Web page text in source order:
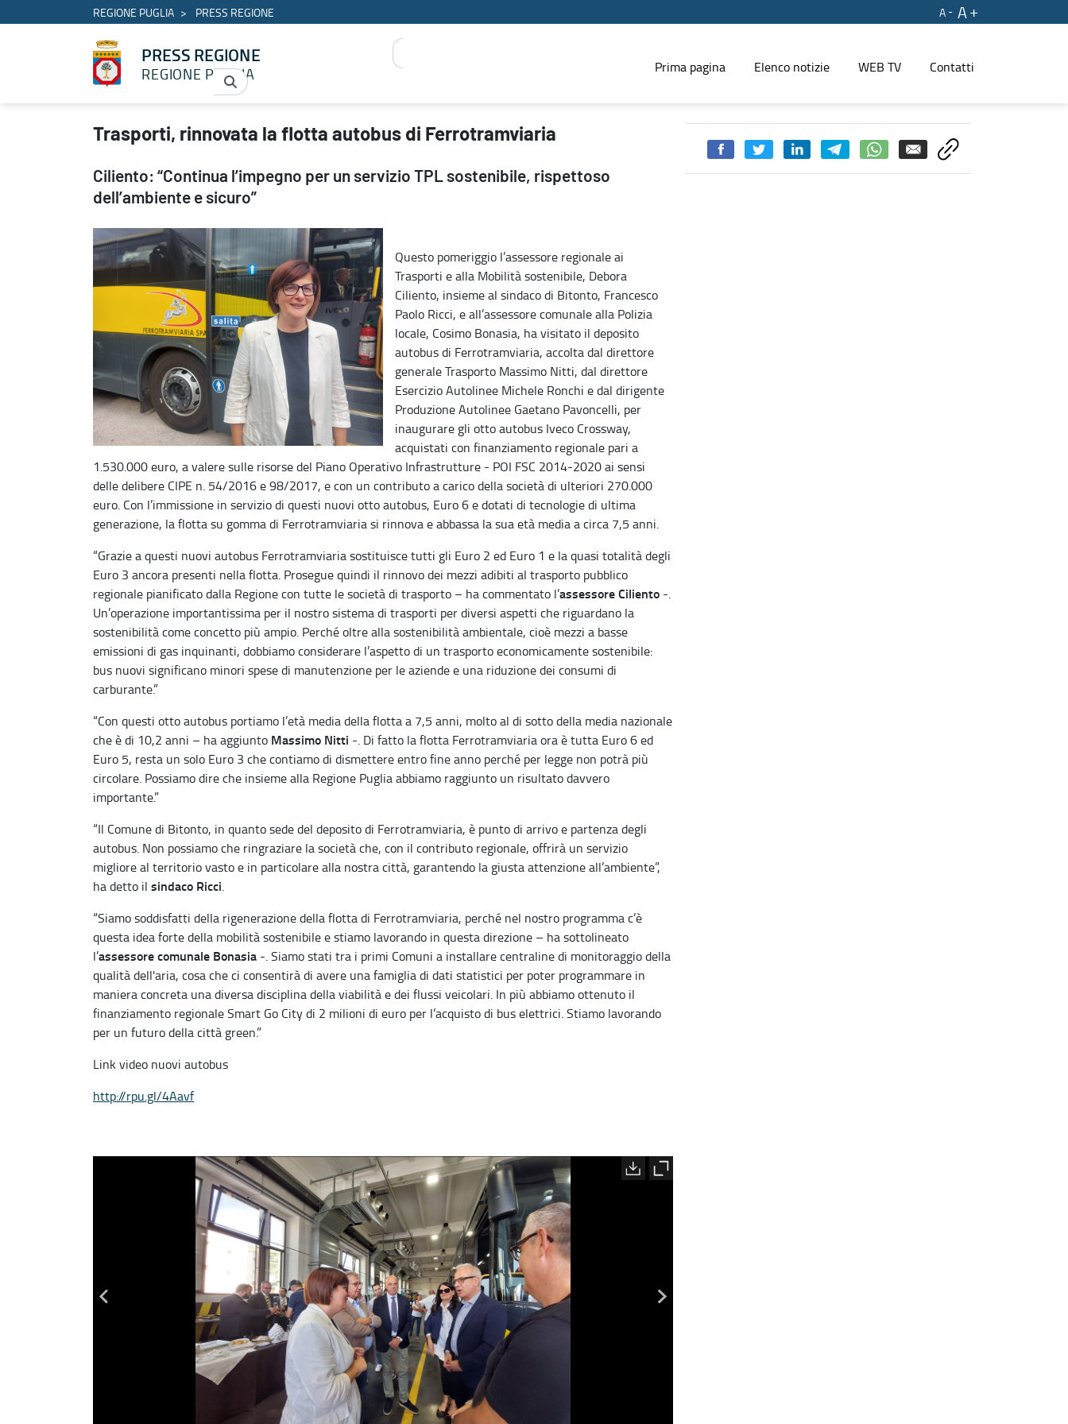
REGIONE PUGLIA PRESS REGIONE A
A
PRESS REGIONE
REGIONE PUGLIA Prima pagina Elenco notizie WEB TV Contatti
Trasporti, rinnovata la flotta autobus di Ferrotramviaria - PRESS REGIONE
Trasporti, rinnovata la flotta autobus di Ferrotramviaria
Ciliento: “Continua l’impegno per un servizio TPL sostenibile, rispettoso
dell’ambiente e sicuro”
Questo pomeriggio l’assessore regionale ai
Trasporti e alla Mobilità sostenibile, Debora
Ciliento, insieme al sindaco di Bitonto, Francesco
Paolo Ricci, e all’assessore comunale alla Polizia
locale, Cosimo Bonasia, ha visitato il deposito
autobus di Ferrotramviaria, accolta dal direttore
generale Trasporto Massimo Nitti, dal direttore
Esercizio Autolinee Michele Ronchi e dal dirigente
Produzione Autolinee Gaetano Pavoncelli, per
inaugurare gli otto autobus Iveco Crossway,
acquistati con finanziamento regionale pari a
1.530.000 euro, a valere sulle risorse del Piano Operativo Infrastrutture - POI FSC 2014-2020 ai sensi
delle delibere CIPE n. 54/2016 e 98/2017, e con un contributo a carico della società di ulteriori 270.000
euro. Con l’immissione in servizio di questi nuovi otto autobus, Euro 6 e dotati di tecnologie di ultima
generazione, la flotta su gomma di Ferrotramviaria si rinnova e abbassa la sua età media a circa 7,5 anni.
“Grazie a questi nuovi autobus Ferrotramviaria sostituisce tutti gli Euro 2 ed Euro 1 e la quasi totalità degli
Euro 3 ancora presenti nella flotta. Prosegue quindi il rinnovo dei mezzi adibiti al trasporto pubblico
regionale pianificato dalla Regione con tutte le società di trasporto – ha commentato l’assessore Ciliento -.
Un’operazione importantissima per il nostro sistema di trasporti per diversi aspetti che riguardano la
sostenibilità come concetto più ampio. Perché oltre alla sostenibilità ambientale, cioè mezzi a basse
emissioni di gas inquinanti, dobbiamo considerare l’aspetto di un trasporto economicamente sostenibile:
bus nuovi significano minori spese di manutenzione per le aziende e una riduzione dei consumi di
carburante.”
“Con questi otto autobus portiamo l’età media della flotta a 7,5 anni, molto al di sotto della media nazionale
che è di 10,2 anni – ha aggiunto Massimo Nitti -. Di fatto la flotta Ferrotramviaria ora è tutta Euro 6 ed
Euro 5, resta un solo Euro 3 che contiamo di dismettere entro fine anno perché per legge non potrà più
circolare. Possiamo dire che insieme alla Regione Puglia abbiamo raggiunto un risultato davvero
importante.”
“Il Comune di Bitonto, in quanto sede del deposito di Ferrotramviaria, è punto di arrivo e partenza degli
autobus. Non possiamo che ringraziare la società che, con il contributo regionale, offrirà un servizio
migliore al territorio vasto e in particolare alla nostra città, garantendo la giusta attenzione all’ambiente”,
ha detto il sindaco Ricci.
“Siamo soddisfatti della rigenerazione della flotta di Ferrotramviaria, perché nel nostro programma c’è
questa idea forte della mobilità sostenibile e stiamo lavorando in questa direzione – ha sottolineato
l’assessore comunale Bonasia -. Siamo stati tra i primi Comuni a installare centraline di monitoraggio della
qualità dell'aria, cosa che ci consentirà di avere una famiglia di dati statistici per poter programmare in
maniera concreta una diversa disciplina della viabilità e dei flussi veicolari. In più abbiamo ottenuto il
finanziamento regionale Smart Go City di 2 milioni di euro per l’acquisto di bus elettrici. Stiamo lavorando
per un futuro della città green.”
Link video nuovi autobus
http://rpu.gl/4Aavf